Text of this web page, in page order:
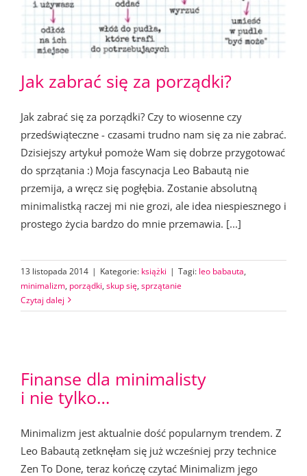
Jak zabrać się za porządki?
Jak zabrać się za porządki? Czy to wiosenne czy
przedświąteczne - czasami trudno nam się za nie zabrać.
Dzisiejszy artykuł pomoże Wam się dobrze przygotować
do sprzątania :) Moja fascynacja Leo Babautą nie
przemija, a wręcz się pogłębia. Zostanie absolutną
minimalistką raczej mi nie grozi, ale idea niespiesznego i
prostego życia bardzo do mnie przemawia. [...]
13 listopada 2014 | Kategorie: książki | Tagi: leo babauta,
minimalizm, porządki, skup się, sprzątanie
Czytaj dalej
Finanse dla minimalisty
i nie tylko…
Minimalizm jest aktualnie dość popularnym trendem. Z
Leo Babautą zetknęłam się już wcześniej przy technice
Zen To Done, teraz kończę czytać Minimalizm jego